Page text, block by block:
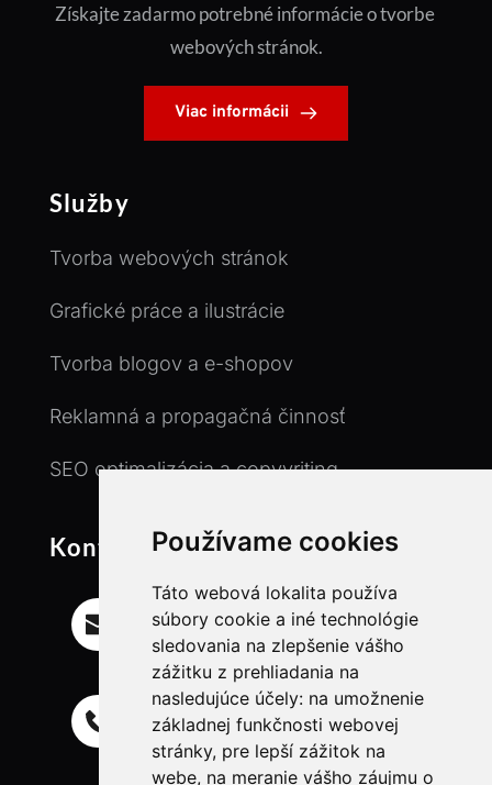
Používame cookies
Táto webová lokalita používa
súbory cookie a iné technológie
sledovania na zlepšenie vášho
zážitku z prehliadania na
nasledujúce účely: na umožnenie
základnej funkčnosti webovej
stránky, pre lepší zážitok na
webe, na meranie vášho záujmu o
Získajte zadarmo potrebné informácie o tvorbe
webových stránok.
Viac informácii
Služby
Tvorba webových stránok
Grafické práce a ilustrácie
Tvorba blogov a e-shopov
Reklamná a propagačná činnosť
SEO optimalizácia a copyvriting
Kontakt
Email
info@ll-freelancer.com
Mobil
+421 944 718 835